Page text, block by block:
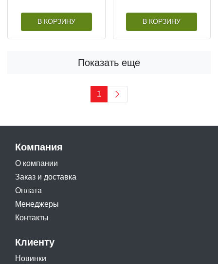
В КОРЗИНУ В КОРЗИНУ
Показать еще
1
Компания
О компании
Заказ и доставка
Оплата
Менеджеры
Контакты
Клиенту
Новинки